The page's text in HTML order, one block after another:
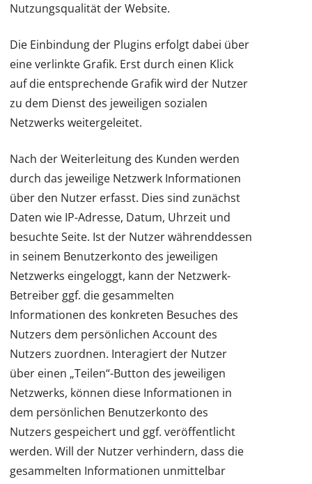
Nutzungsqualität der Website.
Die Einbindung der Plugins erfolgt dabei über
eine verlinkte Grafik. Erst durch einen Klick
auf die entsprechende Grafik wird der Nutzer
zu dem Dienst des jeweiligen sozialen
Netzwerks weitergeleitet.
Nach der Weiterleitung des Kunden werden
durch das jeweilige Netzwerk Informationen
über den Nutzer erfasst. Dies sind zunächst
Daten wie IP-Adresse, Datum, Uhrzeit und
besuchte Seite. Ist der Nutzer währenddessen
in seinem Benutzerkonto des jeweiligen
Netzwerks eingeloggt, kann der Netzwerk-
Betreiber ggf. die gesammelten
Informationen des konkreten Besuches des
Nutzers dem persönlichen Account des
Nutzers zuordnen. Interagiert der Nutzer
über einen „Teilen“-Button des jeweiligen
Netzwerks, können diese Informationen in
dem persönlichen Benutzerkonto des
Nutzers gespeichert und ggf. veröffentlicht
werden. Will der Nutzer verhindern, dass die
gesammelten Informationen unmittelbar